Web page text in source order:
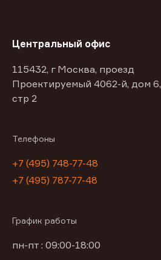
Центральный офис
115432, г Москва, проезд
Проектируемый 4062-й, дом 6,
стр 2
Телефоны
+7 (495) 748-77-48
+7 (495) 787-77-48
График работы
пн-пт : 09:00-18:00